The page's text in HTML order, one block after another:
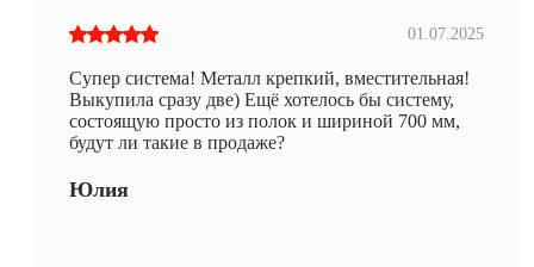
01.07.2025
Супер система! Металл крепкий, вместительная!
Выкупила сразу две) Ещё хотелось бы систему,
состоящую просто из полок и шириной 700 мм,
будут ли такие в продаже?
Юлия